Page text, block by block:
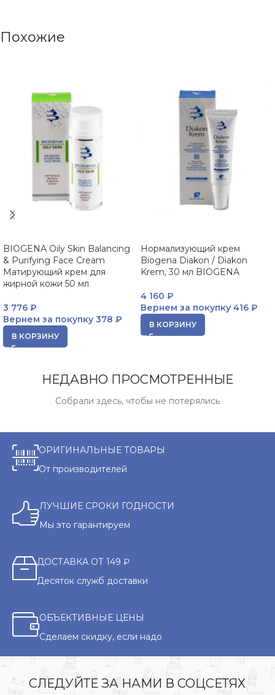
Похожие
BIOGENA Oily Skin Balancing
& Purifying Face Cream
Матирующий крем для
жирной кожи 50 мл
3 776 ₽
Вернем за покупку 378 ₽
В КОРЗИНУ
Нормализующий крем
Biogena Diakon / Diakon
Krem, 30 мл BIOGENA
4 160 ₽
Вернем за покупку 416 ₽
В КОРЗИНУ
НЕДАВНО ПРОСМОТРЕННЫЕ
Собрали здесь, чтобы не потерялись
ОРИГИНАЛЬНЫЕ ТОВАРЫ
От производителей
ЛУЧШИЕ СРОКИ ГОДНОСТИ
Мы это гарантируем
ДОСТАВКА ОТ 149 ₽
Десяток служб доставки
ОБЪЕКТИВНЫЕ ЦЕНЫ
Сделаем скидку, если надо
СЛЕДУЙТЕ ЗА НАМИ В СОЦСЕТЯХ